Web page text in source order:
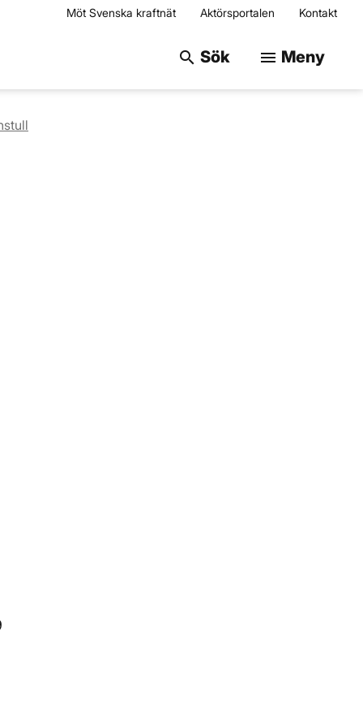
Möt Svenska kraftnät Aktörsportalen Kontakt
search Sök Sök på
menu Meny